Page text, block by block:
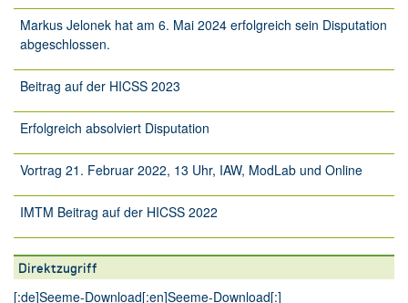
Markus Jelonek hat am 6. Mai 2024 erfolgreich sein Disputation
abgeschlossen.
Beitrag auf der HICSS 2023
Erfolgreich absolviert Disputation
Vortrag 21. Februar 2022, 13 Uhr, IAW, ModLab und Online
IMTM Beitrag auf der HICSS 2022
Direktzugriff
[:de]Seeme-Download[:en]Seeme-Download[:]